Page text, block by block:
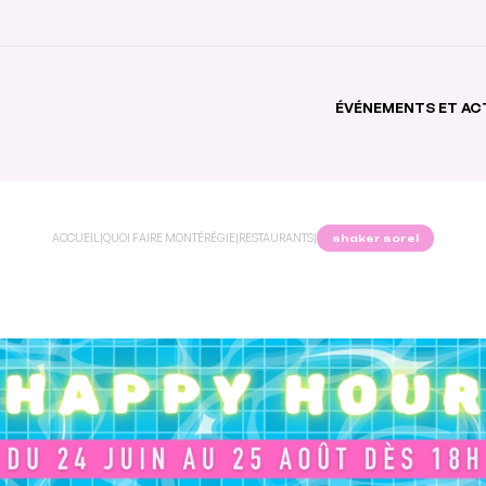
ÉVÉNEMENTS ET
ACCUEIL |QUOI FAIRE MONTÉRÉGIE|RESTAURANTS| shaker sorel